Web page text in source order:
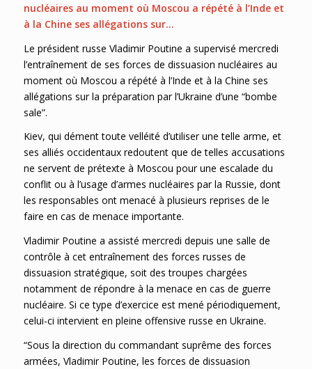
nucléaires au moment où Moscou a répété à l’Inde et
à la Chine ses allégations sur…
Le président russe Vladimir Poutine a supervisé mercredi
l’entraînement de ses forces de dissuasion nucléaires au
moment où Moscou a répété à l’Inde et à la Chine ses
allégations sur la préparation par l’Ukraine d’une “bombe
sale”.
Kiev, qui dément toute velléité d’utiliser une telle arme, et
ses alliés occidentaux redoutent que de telles accusations
ne servent de prétexte à Moscou pour une escalade du
conflit ou à l’usage d’armes nucléaires par la Russie, dont
les responsables ont menacé à plusieurs reprises de le
faire en cas de menace importante.
Vladimir Poutine a assisté mercredi depuis une salle de
contrôle à cet entraînement des forces russes de
dissuasion stratégique, soit des troupes chargées
notamment de répondre à la menace en cas de guerre
nucléaire. Si ce type d’exercice est mené périodiquement,
celui-ci intervient en pleine offensive russe en Ukraine.
“Sous la direction du commandant suprême des forces
armées, Vladimir Poutine, les forces de dissuasion